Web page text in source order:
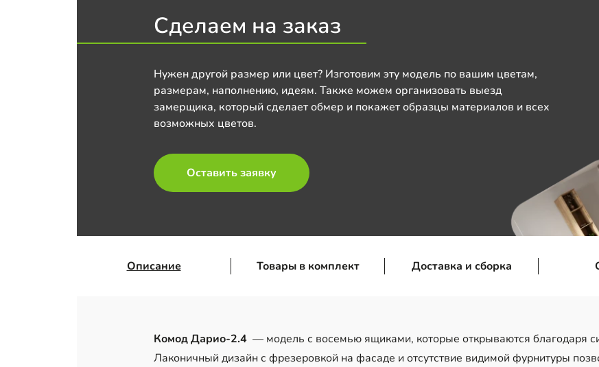
Сделаем на заказ
Нужен другой размер или цвет? Изготовим эту модель по вашим цветам,
размерам, наполнению, идеям. Также можем организовать выезд
замерщика, который сделает обмер и покажет образцы материалов и всех
возможных цветов.
Оставить заявку
Описание Товары в комплект Доставка и сборка
Комод Дарио-2.4 — модель с восемью ящиками, которые открываются благодаря
Лаконичный дизайн с фрезеровкой на фасаде и отсутствие видимой фурнитуры